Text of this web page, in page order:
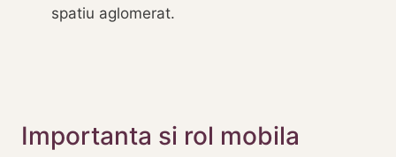
spatiu aglomerat.
Importanta si rol mobila